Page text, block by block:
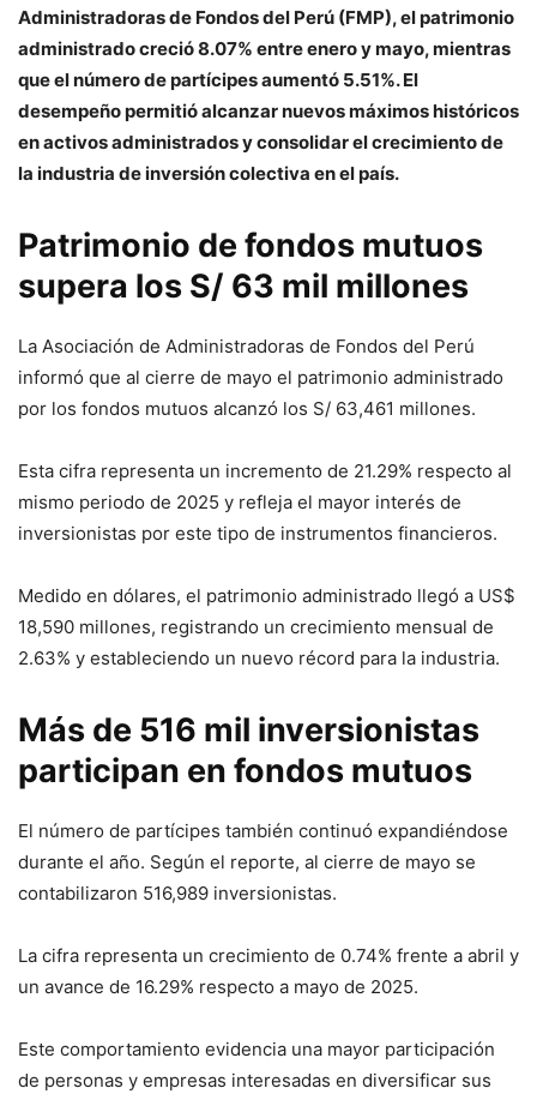
Administradoras de Fondos del Perú (FMP), el patrimonio
administrado creció 8.07% entre enero y mayo, mientras
que el número de partícipes aumentó 5.51%. El
desempeño permitió alcanzar nuevos máximos históricos
en activos administrados y consolidar el crecimiento de
la industria de inversión colectiva en el país.
Patrimonio de fondos mutuos
supera los S/ 63 mil millones
La Asociación de Administradoras de Fondos del Perú
informó que al cierre de mayo el patrimonio administrado
por los fondos mutuos alcanzó los S/ 63,461 millones.
Esta cifra representa un incremento de 21.29% respecto al
mismo periodo de 2025 y refleja el mayor interés de
inversionistas por este tipo de instrumentos financieros.
Medido en dólares, el patrimonio administrado llegó a US$
18,590 millones, registrando un crecimiento mensual de
2.63% y estableciendo un nuevo récord para la industria.
Más de 516 mil inversionistas
participan en fondos mutuos
El número de partícipes también continuó expandiéndose
durante el año. Según el reporte, al cierre de mayo se
contabilizaron 516,989 inversionistas.
La cifra representa un crecimiento de 0.74% frente a abril y
un avance de 16.29% respecto a mayo de 2025.
Este comportamiento evidencia una mayor participación
de personas y empresas interesadas en diversificar sus